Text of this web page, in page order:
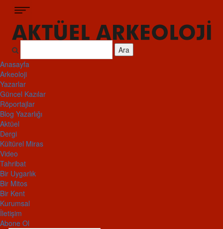
Ara
Anasayfa
Arkeoloji
Yazarlar
Güncel Kazılar
Röportajlar
Blog Yazarlığı
Aktüel
Dergi
Kültürel Miras
Video
Tahribat
Bir Uygarlık
Bir Mitos
Bir Kent
Kurumsal
İletişim
Abone Ol